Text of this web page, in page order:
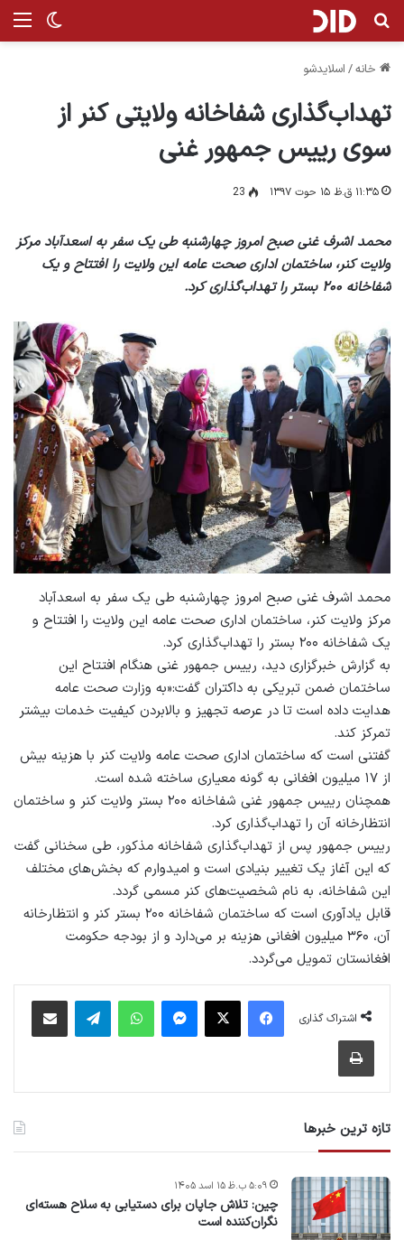
تغییر جستجو برای
خانه/ اسلایدشو
تهداب‌گذاری شفاخانه ولایتی کنر از
سوی رییس جمهور غنی
۱۱:۳۵ ق.ظ ۱۵ حوت ۱۳۹۷ 23
محمد اشرف غنی صبح امروز چهارشنبه طی یک سفر به اسعدآباد مرکز
ولایت کنر، ساختمان اداری صحت عامه این ولایت را افتتاح و یک
شفاخانه ۲۰۰ بستر را تهداب‌گذاری کرد.
محمد اشرف غنی صبح امروز چهارشنبه طی یک سفر به اسعدآباد
مرکز ولایت کنر، ساختمان اداری صحت عامه این ولایت را افتتاح و
یک شفاخانه ۲۰۰ بستر را تهداب‌گذاری کرد.
به گزارش خبرگزاری دید، رییس‌ جمهور غنی هنگام افتتاح این
ساختمان ضمن تبریکی به داکتران گفت:«به وزارت صحت عامه
هدایت داده است تا در عرصه تجهیز و بالابردن کیفیت خدمات بیشتر
تمرکز کند.
گفتنی است که ساختمان اداری صحت عامه ولایت کنر با هزینه بیش
از ۱۷ میلیون افغانی به گونه معیاری ساخته شده است.
همچنان رییس ‌جمهور غنی شفاخانه ۲۰۰ بستر ولایت کنر و ساختمان
انتظارخانه آن را تهداب‌گذاری کرد.
رییس‌ جمهور پس از تهداب‌گذاری شفاخانه مذکور، طی سخنانی گفت
که این آغاز یک تغییر بنیادی است و امیدوارم که بخش‌های مختلف
این شفاخانه، به ‌نام شخصیت‌های کنر مسمی گردد.
قابل یادآوری است که ساختمان شفاخانه ۲۰۰ بستر کنر و انتظارخانه
آن، ۳۶۰ میلیون افغانی هزینه بر می‌دارد و از بودجه حکومت
افغانستان تمویل می‌گردد.
اشتراک گذاری
فیس بوک X پیام رسان واتس آپ تلگرام اشتراک گذاری از طریق ایمیل
چاپ
تازه ترین خبرها
چین: تلاش جاپان برای دستیابی به سلاح هسته‌ای
نگران‌کننده است
۵:۰۹ ب.ظ ۱۵ اسد ۱۴۰۵